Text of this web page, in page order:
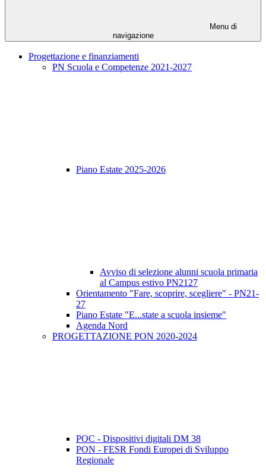
Menu di
navigazione
Progettazione e finanziamenti
PN Scuola e Competenze 2021-2027
Piano Estate 2025-2026
Avviso di selezione alunni scuola primaria
al Campus estivo PN2127
Orientamento "Fare, scoprire, scegliere" - PN21-
27
Piano Estate "E...state a scuola insieme"
Agenda Nord
PROGETTAZIONE PON 2020-2024
POC - Dispositivi digitali DM 38
PON - FESR Fondi Europei di Sviluppo
Regionale